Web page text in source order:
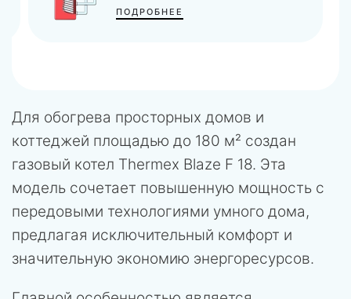
ПОДРОБНЕЕ
Для обогрева просторных домов и
коттеджей площадью до 180 м² создан
газовый котел Thermex Blaze F 18. Эта
модель сочетает повышенную мощность с
передовыми технологиями умного дома,
предлагая исключительный комфорт и
значительную экономию энергоресурсов.